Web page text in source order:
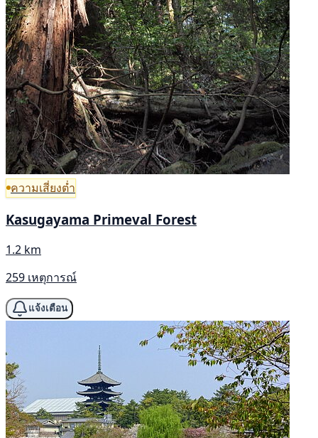
ความเสี่ยงต่ำ
Kasugayama Primeval Forest
1.2 km
259 เหตุการณ์
แจ้งเตือน